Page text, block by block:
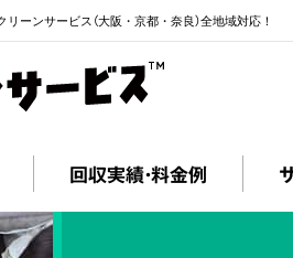
ーンサービス（大阪・京都・奈良）全地域対応！
回収実績・料金例